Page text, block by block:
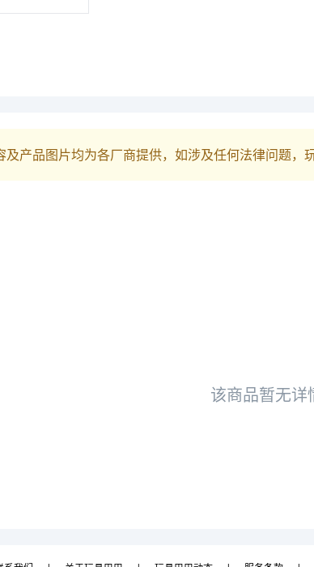
及产品图片均为各厂商提供，如涉及任何法律问题，
该商品暂无详